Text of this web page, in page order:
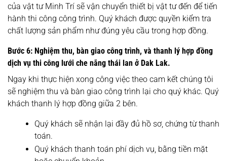
của vật tư Minh Trí sẽ vận chuyển thiết bị vật tư đến để tiến
hành thi công công trình. Quý khách được quyền kiểm tra
chất lượng sản phẩm như đúng yêu cầu trong hợp đồng.
Bước 6: Nghiệm thu, bàn giao công trình, và thanh lý hợp đồng
dịch vụ thi công lưới che nắng thái lan ở Dak Lak.
Ngay khi thực hiện xong công việc theo cam kết chúng tôi
sẽ nghiệm thu và bàn giao công trình lại cho quý khác. Quý
khách thanh lý hợp đồng giữa 2 bên.
Quý khách sẽ nhận lại đầy đủ hồ sơ, chứng từ thanh
toán.
Quý khách thanh toán phí dịch vụ, bằng tiền mặt